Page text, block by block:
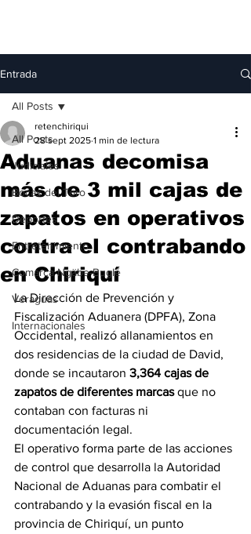
Entrada
All Posts
Judiciales
Bocas del Toro
Deportes
Entretenimiento
Comarca Ngäbe-Buglé
Veraguas
Internacionales
All Posts
Aduanas decomisa
más de 3 mil cajas de
zapatos en operativos
contra el contrabando
en Chiriquí
retenchiriqui
28 sept 2025 1 min de lectura
La Dirección de Prevención y
Fiscalización Aduanera (DPFA), Zona
Occidental, realizó allanamientos en
dos residencias de la ciudad de David,
donde se incautaron 3,364 cajas de
zapatos de diferentes marcas que no
contaban con facturas ni
documentación legal.
El operativo forma parte de las acciones
de control que desarrolla la Autoridad
Nacional de Aduanas para combatir el
contrabando y la evasión fiscal en la
provincia de Chiriquí, un punto